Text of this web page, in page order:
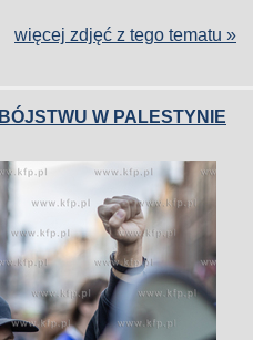
więcej zdjęć z tego tematu »
W PALESTYNIE